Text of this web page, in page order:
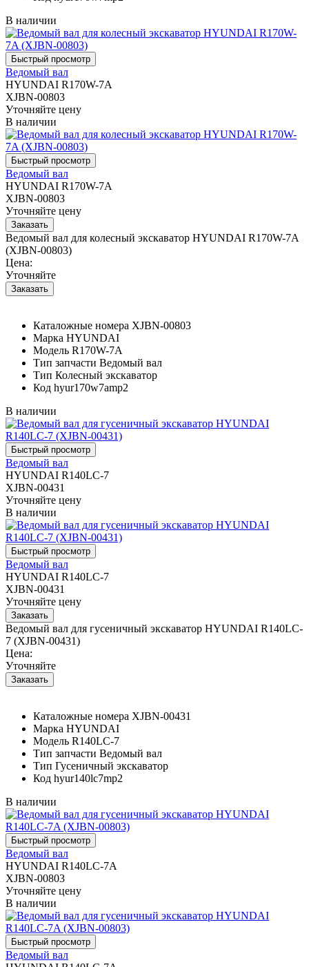
В наличии
Ведомый вал
HYUNDAI R170W-7A
XJBN-00803
Уточняйте цену
В наличии
Ведомый вал
HYUNDAI R170W-7A
XJBN-00803
Уточняйте цену
Ведомый вал для колесный экскаватор HYUNDAI R170W-7A
(XJBN-00803)
Цена:
Уточняйте
Каталожные номера XJBN-00803
Марка HYUNDAI
Модель R170W-7A
Тип запчасти Ведомый вал
Тип Колесный экскаватор
Код hyur170w7amp2
В наличии
Ведомый вал
HYUNDAI R140LC-7
XJBN-00431
Уточняйте цену
В наличии
Ведомый вал
HYUNDAI R140LC-7
XJBN-00431
Уточняйте цену
Ведомый вал для гусеничный экскаватор HYUNDAI R140LC-
7 (XJBN-00431)
Цена:
Уточняйте
Каталожные номера XJBN-00431
Марка HYUNDAI
Модель R140LC-7
Тип запчасти Ведомый вал
Тип Гусеничный экскаватор
Код hyur140lc7mp2
В наличии
Ведомый вал
HYUNDAI R140LC-7A
XJBN-00803
Уточняйте цену
В наличии
Ведомый вал